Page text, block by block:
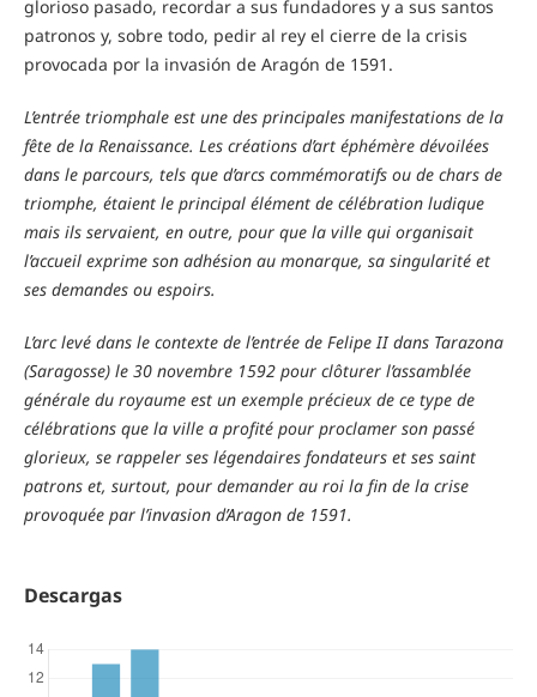
glorioso pasado, recordar a sus fundadores y a sus santos
patronos y, sobre todo, pedir al rey el cierre de la crisis
provocada por la invasión de Aragón de 1591.
L’entrée triomphale est une des principales manifestations de la
fête de la Renaissance. Les créations d’art éphémère dévoilées
dans le parcours, tels que d’arcs commémoratifs ou de chars de
triomphe, étaient le principal élément de célébration ludique
mais ils servaient, en outre, pour que la ville qui organisait
l’accueil exprime son adhésion au monarque, sa singularité et
ses demandes ou espoirs.
L’arc levé dans le contexte de l’entrée de Felipe II dans Tarazona
(Saragosse) le 30 novembre 1592 pour clôturer l’assamblée
générale du royaume est un exemple précieux de ce type de
célébrations que la ville a profité pour proclamer son passé
glorieux, se rappeler ses légendaires fondateurs et ses saint
patrons et, surtout, pour demander au roi la fin de la crise
provoquée par l’invasion d’Aragon de 1591.
Descargas